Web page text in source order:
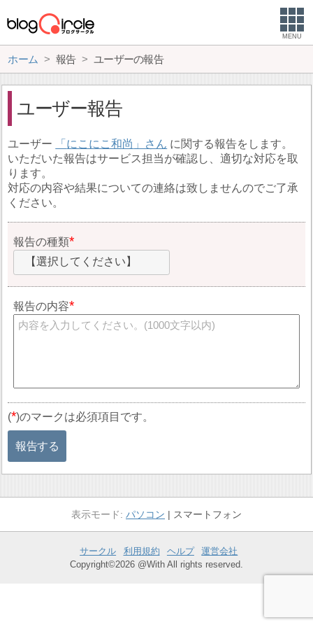
MENU
ホーム 報告 ユーザーの報告
ユーザー報告
ユーザー にこにこ和尚
に関する報告をします。
いただいた報告はサービス担当が確認し、適切な対応を取
ります。
対応の内容や結果についての連絡は致しませんのでご了承
ください。
報告の種類
【選択してください】
報告の内容
(*)のマークは必須項目です。
報告する
パソコン スマートフォン
サークル 利用規約 ヘルプ
運営会社
Copyright©2026 @With All rights reserved.